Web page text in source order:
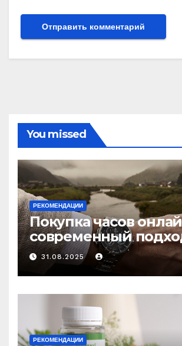
You missed
РЕКОМЕНДАЦИИ
Покупка часов
современный
выбору аксессуаров
31.08.2025
РЕКОМЕНДАЦИИ